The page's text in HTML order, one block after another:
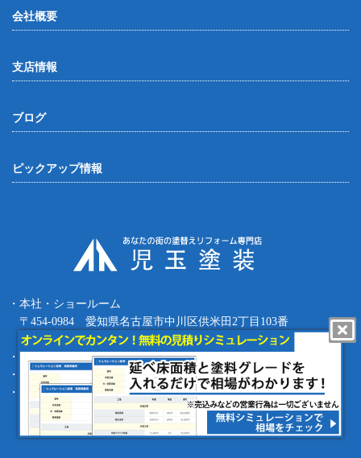
会社概要
支店情報
ブログ
ピックアップ情報
・本社・ショールーム
〒454-0984 愛知県名古屋市中川区供米田2丁目103番
Tel.052-387-8427 Fax.052-387-8497
・四日市支店 〒512-0911 三重県四日市市生桑町270-36
・緑支店 〒458-0801 愛知県名古屋市緑区鳴海町根古屋1-16
・工事部 〒455-0873 愛知県名古屋市港区春田野1丁目1709番地
copyright (c) 児玉塗装 Allrights reserved.